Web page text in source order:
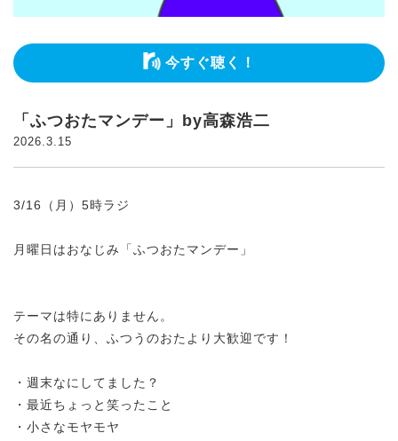
今すぐ聴く！
「ふつおたマンデー」by高森浩二
2026.3.15
3/16（月）5時ラジ
月曜日はおなじみ「ふつおたマンデー」
テーマは特にありません。
その名の通り、ふつうのおたより大歓迎です！
・週末なにしてました？
・最近ちょっと笑ったこと
・小さなモヤモヤ